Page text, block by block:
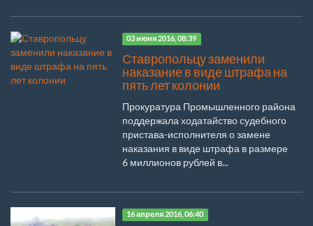
03 июня 2016, 08:39
Ставропольцу заменили
наказание в виде штрафа на
пять лет колонии
Прокуратура Промышленного района
поддержала ходатайство судебного
пристава-исполнителя о замене
наказания в виде штрафа в размере
6 миллионов рублей в...
16 апреля 2016, 06:40